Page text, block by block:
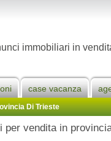
immobiliari in
case vacanza
Di Trieste
per vendita in